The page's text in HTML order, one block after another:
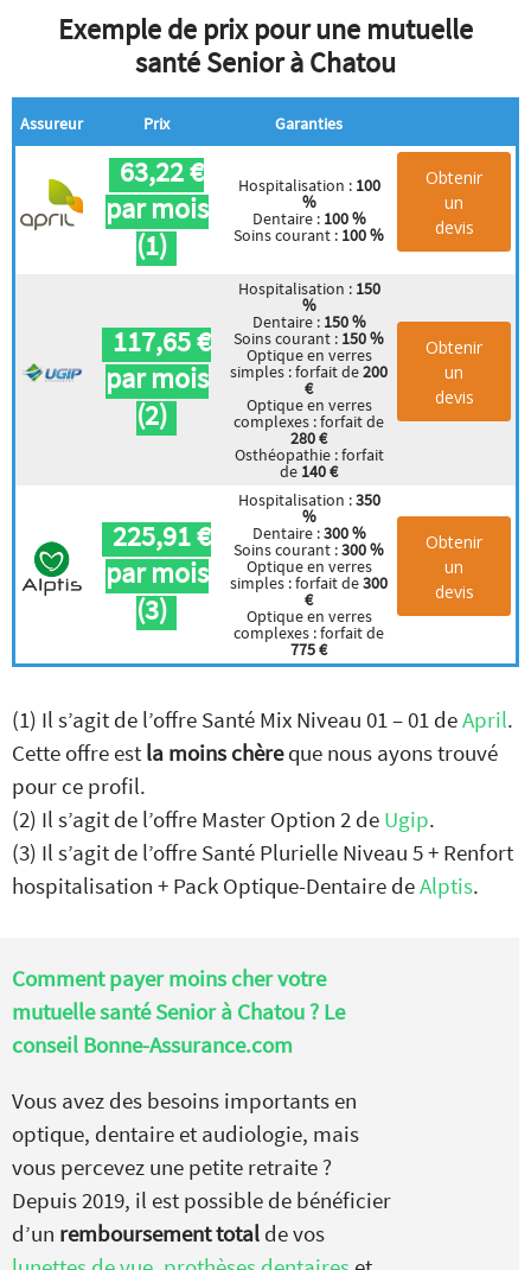
Exemple de prix pour une mutuelle
santé Senior à Chatou
Assureur Prix Garanties
63,22 €
par mois
(1)
Hospitalisation : 100
%
Dentaire : 100 %
Soins courant : 100 %
Obtenir
un
devis
117,65 €
par mois
(2)
Hospitalisation : 150
%
Dentaire : 150 %
Soins courant : 150 %
Optique en verres
simples : forfait de200
€
Optique en verres
complexes : forfait de
280 €
Osthéopathie : forfait
de 140 €
Obtenir
un
devis
225,91 €
par mois
(3)
Hospitalisation :350
%
Dentaire :300 %
Soins courant :300 %
Optique en verres
simples : forfait de300
€
Optique en verres
complexes : forfait de
775 €
Obtenir
un
devis
(1) Il s’agit de l’offre Santé Mix Niveau 01 – 01 deApril.
Cette offre est la moins chèreque nous ayons trouvé
pour ce profil.
(2) Il s’agit de l’offre Master Option 2 de Ugip.
(3) Il s’agit de l’offre Santé Plurielle Niveau 5 + Renfort
hospitalisation + Pack Optique-Dentaire deAlptis.
Comment payer moins cher votre
mutuelle santé Senior à Chatou ? Le
conseil Bonne-Assurance.com
Vous avez des besoins importants en
optique, dentaire et audiologie, mais
vous percevez une petite retraite ?
Depuis 2019, il est possible de bénéficier
d’un remboursement total de vos